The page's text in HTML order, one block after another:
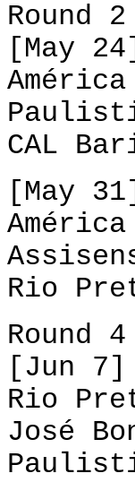
Round 2
[May 24]
CAL
[May 31]
Rio
Round 4
[Jun 7]
Rio
José